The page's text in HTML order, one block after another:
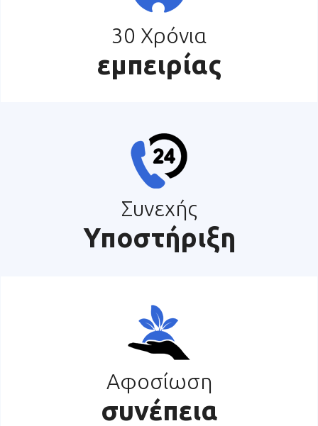
30 Χρόνια
εμπειρίας
Συνεχής
Υποστήριξη
Αφοσίωση
συνέπεια